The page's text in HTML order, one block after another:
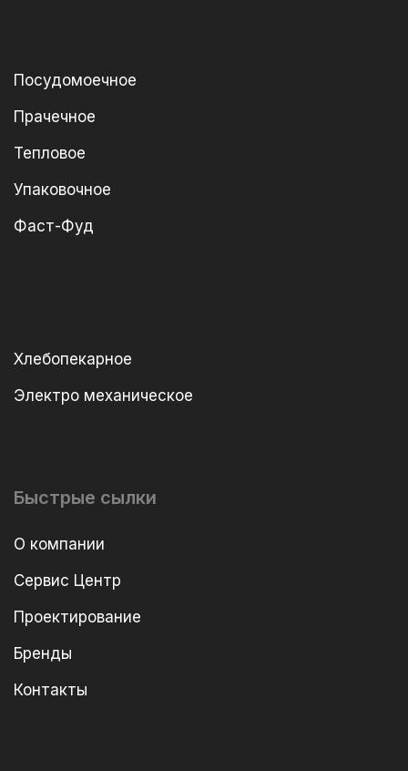
Посудомоечное
Прачечное
Тепловое
Упаковочное
Фаст-Фуд
Хлебопекарное
Электро механическое
Быстрые сылки
О компании
Сервис Центр
Проектирование
Бренды
Контакты